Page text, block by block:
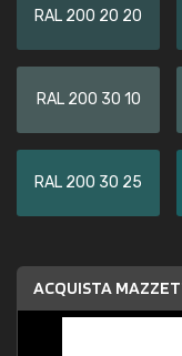
RAL 200 20 20
RAL 200 30 10
RAL 200 30 25
ACQUISTA